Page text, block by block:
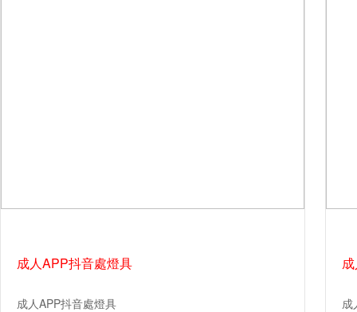
成人APP抖音處燈具
成人APP抖音處燈具 成